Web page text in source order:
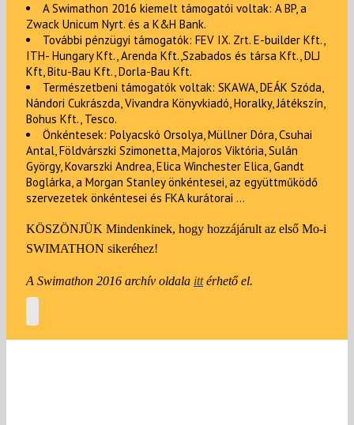
A Swimathon 2016 kiemelt támogatói voltak: A BP, a
Zwack Unicum Nyrt. és a K&H Bank.
További pénzügyi támogatók: FEV IX. Zrt. E-builder Kft.,
ITH- Hungary Kft., Arenda Kft.,Szabados és társa Kft., DLJ
Kft, Bitu-Bau Kft., Dorla-Bau Kft.
Természetbeni támogatók voltak: SKAWA, DEÁK Szóda,
Nándori Cukrászda, Vivandra Könyvkiadó, Horalky, Játékszín,
Bohus Kft., Tesco.
Önkéntesek: Polyacskó Orsolya, Müllner Dóra, Csuhai
Antal, Földvárszki Szimonetta, Majoros Viktória, Sulán
György, Kovarszki Andrea, Elica Winchester Elica, Gandt
Boglárka, a Morgan Stanley önkéntesei, az együttműködő
szervezetek önkéntesei és FKA kurátorai …
KÖSZÖNJÜK Mindenkinek, hogy hozzájárult az első Mo-i
SWIMATHON sikeréhez!
A Swimathon 2016 archív oldala ittérhető el.